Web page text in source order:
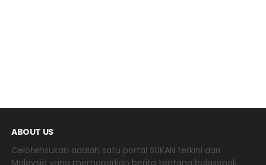
ABOUT US
Celotehsukan adalah satu portal SUKAN terkini dari
Malaysia yang memaparkan berita tentang bolasepak,